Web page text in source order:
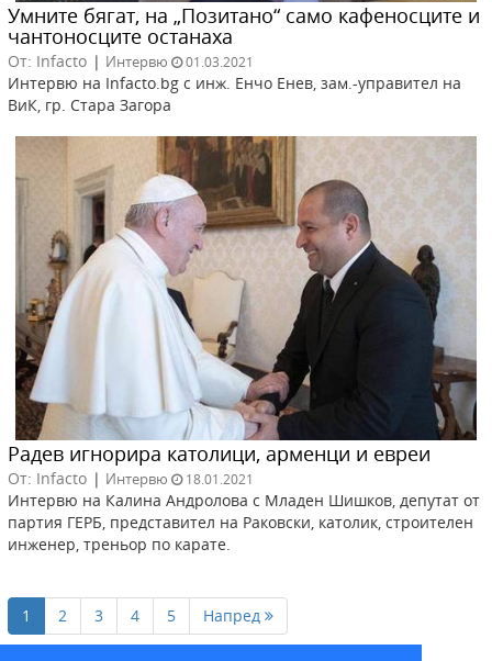
Умните бягат, на „Позитано“ само кафеносците и
чантоносците останаха
От: Infacto | Интервю 01.03.2021
Интервю на Infacto.bg с инж. Енчо Енев, зам.-управител на
ВиК, гр. Стара Загора
Радев игнорира католици, арменци и евреи
От: Infacto | Интервю 18.01.2021
Интервю на Калина Андролова с Младен Шишков, депутат от
партия ГЕРБ, представител на Раковски, католик, строителен
инженер, треньор по каратe.
1 2 3 4 5 Напред